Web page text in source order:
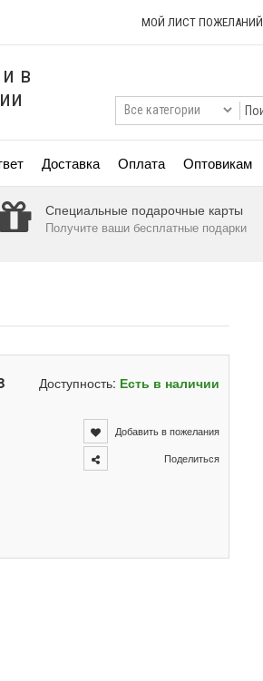
МОЙ ЛИСТ ПОЖЕЛАНИЙ
в
Доставка Оплата Оптовикам
Специальные подарочные карты
Получите ваши бесплатные подарки
Доступность: Есть в наличии
Добавить в пожелания
Поделиться